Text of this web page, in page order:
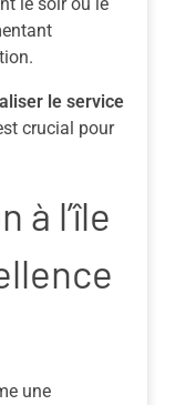
le service
crucial pour
à l’île
une